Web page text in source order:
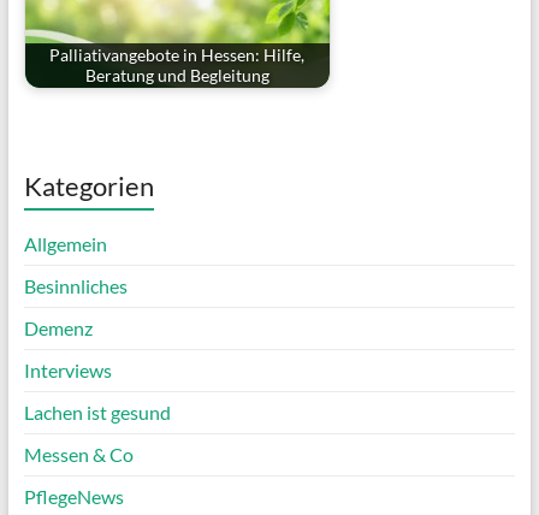
Palliativangebote in Hessen: Hilfe,
Beratung und Begleitung
Kategorien
Allgemein
Besinnliches
Demenz
Interviews
Lachen ist gesund
Messen & Co
PflegeNews